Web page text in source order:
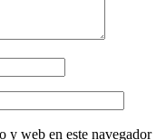
y web en este navegador